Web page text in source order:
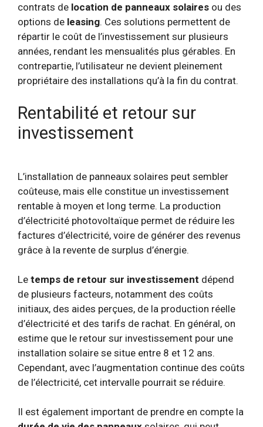
contrats de location de panneaux solaires ou des
options de leasing. Ces solutions permettent de
répartir le coût de l’investissement sur plusieurs
années, rendant les mensualités plus gérables. En
contrepartie, l’utilisateur ne devient pleinement
propriétaire des installations qu’à la fin du contrat.
Rentabilité et retour sur
investissement
L’installation de panneaux solaires peut sembler
coûteuse, mais elle constitue un investissement
rentable à moyen et long terme. La production
d’électricité photovoltaïque permet de réduire les
factures d’électricité, voire de générer des revenus
grâce à la revente de surplus d’énergie.
Le temps de retour sur investissement dépend
de plusieurs facteurs, notamment des coûts
initiaux, des aides perçues, de la production réelle
d’électricité et des tarifs de rachat. En général, on
estime que le retour sur investissement pour une
installation solaire se situe entre 8 et 12 ans.
Cependant, avec l’augmentation continue des coûts
de l’électricité, cet intervalle pourrait se réduire.
Il est également important de prendre en compte la